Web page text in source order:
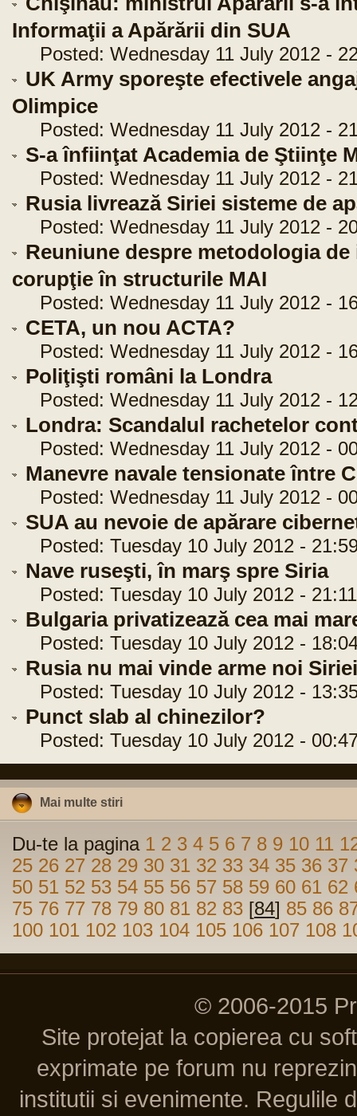
Informaţii a Apărării din SUA
Posted: Wednesday 11 July 2012 -
UK Army sporeşte efectivele
Olimpice
Posted: Wednesday 11 July 2012 -
S-a înfiinţat Academia de Ştiinţe
Posted: Wednesday 11 July 2012 -
Rusia livrează Siriei sisteme de
Posted: Wednesday 11 July 2012 -
Reuniune despre metodologia
corupţie în structurile MAI
Posted: Wednesday 11 July 2012 -
CETA, un nou ACTA?
Posted: Wednesday 11 July 2012 -
Poliţişti români la Londra
Posted: Wednesday 11 July 2012 -
Londra: Scandalul rachetelor
Posted: Wednesday 11 July 2012 -
Manevre navale tensionate între
Posted: Wednesday 11 July 2012 -
SUA au nevoie de apărare
Posted: Tuesday 10 July 2012 -
Nave ruseşti, în marş spre Siria
Posted: Tuesday 10 July 2012 -
Bulgaria privatizează cea mai
Posted: Tuesday 10 July 2012 -
Rusia nu mai vinde arme noi Siriei
Posted: Tuesday 10 July 2012 -
Punct slab al chinezilor?
Posted: Tuesday 10 July 2012 -
Mai multe stiri
Du-te la pagina 1 2 3 4 5 6 7 8 9 10 11
25 26 27 28 29 30 31 32 33 34 35 36 37
50 51 52 53 54 55 56 57 58 59 60 61 62
75 76 77 78 79 80 81 82 83 [84] 85 86
100 101 102 103 104 105 106 107 108
© 2006-2015
Site protejat la copierea cu
exprimate pe forum nu
institutii si evenimente. Regulile